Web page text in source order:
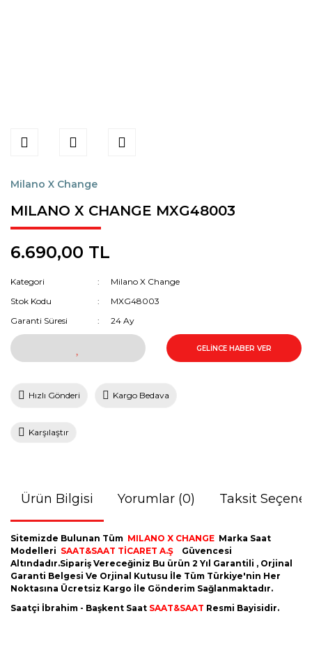
Milano X Change
MILANO X CHANGE MXG48003
6.690,00 TL
Kategori
Milano X Change
Stok Kodu
MXG48003
Garanti Süresi
24 Ay
GELİNCE HABER VER
Hızlı Gönderi Kargo Bedava
Karşılaştır
Ürün Bilgisi Yorumlar (0) Taksit
Sitemizde Bulunan Tüm MILANO X CHANGE Marka Saat
Modelleri SAAT&SAAT TİCARET A.Ş
Güvencesi
Altındadır.Sipariş Vereceğiniz Bu ürün 2 Yıl Garantili , Orjinal
Garanti Belgesi Ve Orjinal Kutusu İle Tüm Türkiye'nin Her
Noktasına Ücretsiz Kargo İle Gönderim Sağlanmaktadır.
Saatçi İbrahim - Başkent Saat SAAT&SAAT Resmi Bayisidir.